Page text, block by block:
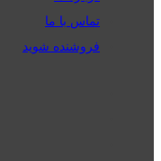
تماس با ما
فروشنده شوید